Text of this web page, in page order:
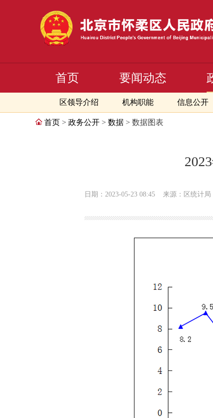
首页 要闻动态
区领导介绍 机构职能 信息公开
首页 > 政务公开 > 数据 > 数据图表
日期：2023-05-23 08:45 来源：区统计局